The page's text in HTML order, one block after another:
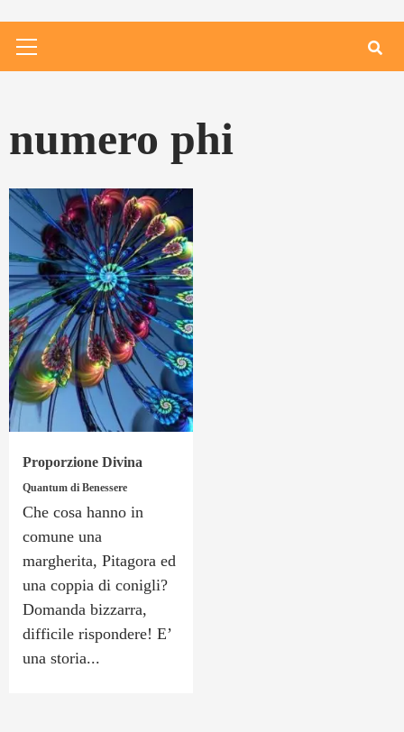
Menu
numero phi
Proporzione Divina
Quantum di Benessere
Che cosa hanno in
comune una
margherita, Pitagora ed
una coppia di conigli?
Domanda bizzarra,
difficile rispondere! E’
una storia...